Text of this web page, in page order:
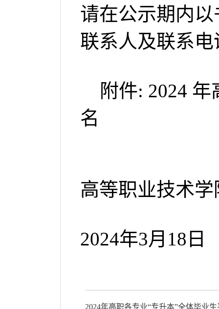
请在公示期内
联系人及联系电
附件: 2024 年
名
高等职业技术学
2024年3月18日
2024年高职各专业“专升本”全体毕业